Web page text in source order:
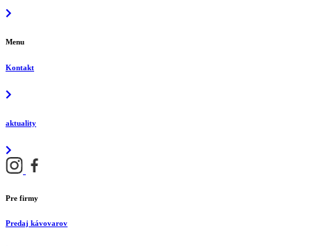
Menu
Kontakt
aktuality
Pre firmy
Predaj kávovarov